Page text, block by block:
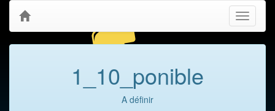
Toggle
1_10_ponible
A définir